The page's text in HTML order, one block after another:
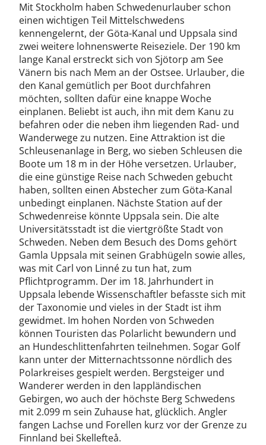
Mit Stockholm haben Schwedenurlauber schon
einen wichtigen Teil Mittelschwedens
kennengelernt, der Göta-Kanal und Uppsala sind
zwei weitere lohnenswerte Reiseziele. Der 190 km
lange Kanal erstreckt sich von Sjötorp am See
Vänern bis nach Mem an der Ostsee. Urlauber, die
den Kanal gemütlich per Boot durchfahren
möchten, sollten dafür eine knappe Woche
einplanen. Beliebt ist auch, ihn mit dem Kanu zu
befahren oder die neben ihm liegenden Rad- und
Wanderwege zu nutzen. Eine Attraktion ist die
Schleusenanlage in Berg, wo sieben Schleusen die
Boote um 18 m in der Höhe versetzen. Urlauber,
die eine günstige Reise nach Schweden gebucht
haben, sollten einen Abstecher zum Göta-Kanal
unbedingt einplanen. Nächste Station auf der
Schwedenreise könnte Uppsala sein. Die alte
Universitätsstadt ist die viertgrößte Stadt von
Schweden. Neben dem Besuch des Doms gehört
Gamla Uppsala mit seinen Grabhügeln sowie alles,
was mit Carl von Linné zu tun hat, zum
Pflichtprogramm. Der im 18. Jahrhundert in
Uppsala lebende Wissenschaftler befasste sich mit
der Taxonomie und vieles in der Stadt ist ihm
gewidmet. Im hohen Norden von Schweden
können Touristen das Polarlicht bewundern und
an Hundeschlittenfahrten teilnehmen. Sogar Golf
kann unter der Mitternachtssonne nördlich des
Polarkreises gespielt werden. Bergsteiger und
Wanderer werden in den lappländischen
Gebirgen, wo auch der höchste Berg Schwedens
mit 2.099 m sein Zuhause hat, glücklich. Angler
fangen Lachse und Forellen kurz vor der Grenze zu
Finnland bei Skellefteå.